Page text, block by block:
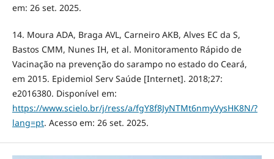
em: 26 set. 2025.
14. Moura ADA, Braga AVL, Carneiro AKB, Alves EC da S,
Bastos CMM, Nunes IH, et al. Monitoramento Rápido de
Vacinação na prevenção do sarampo no estado do Ceará,
em 2015. Epidemiol Serv Saúde [Internet]. 2018;27:
e2016380. Disponível em:
https://www.scielo.br/j/ress/a/fgY8f8JyNTMt6nmyVysHK8N/?
lang=pt. Acesso em: 26 set. 2025.